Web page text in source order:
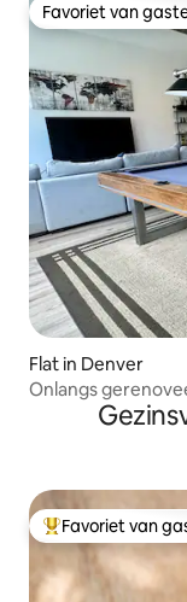
Favoriet van
Favoriet van
Flat in Denver
Onlangs
Topfavoriet van
Favoriet van